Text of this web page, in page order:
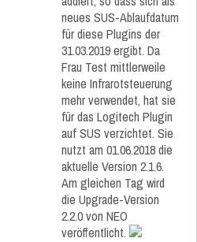
neues SUS-Ablaufdatum
für diese Plugins der
31.03.2019 ergibt. Da
Frau Test mittlerweile
keine Infrarotsteuerung
mehr verwendet, hat sie
für das Logitech Plugin
auf SUS verzichtet. Sie
nutzt am 01.06.2018 die
aktuelle Version 2.1.6.
Am gleichen Tag wird
die Upgrade-Version
2.2.0 von NEO
veröffentlicht.